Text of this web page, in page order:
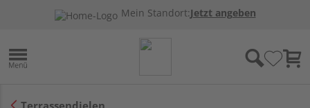
Mein Standort:Jetzt angeben
Terrassendielen